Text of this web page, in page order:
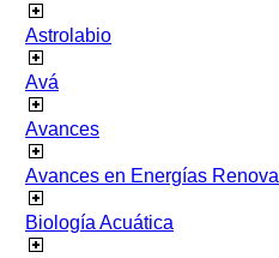
Astrolabio
Avá
Avances
Avances en Energías
Biología Acuática